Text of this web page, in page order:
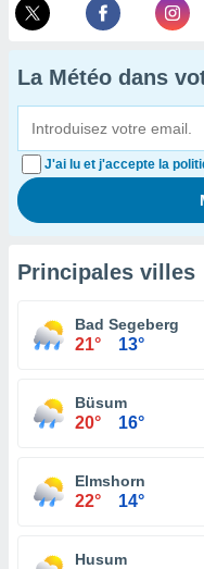
La Météo dans
J'ai lu et j'accepte la
Principales villes
Bad Segeberg
21° 13°
Büsum
20° 16°
Elmshorn
22° 14°
Husum